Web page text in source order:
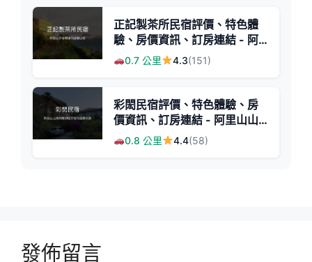
正記製茶所民宿評價、特色體
驗、房價資訊、訂房連結 - 阿
里山茶園旁溫馨住宿
0.7 公里 4.3(151)
彩閎民宿評價、特色體驗、房
價資訊、訂房連結 - 阿里山山
景與手沖咖啡
0.8 公里 4.4(58)
發佈留言